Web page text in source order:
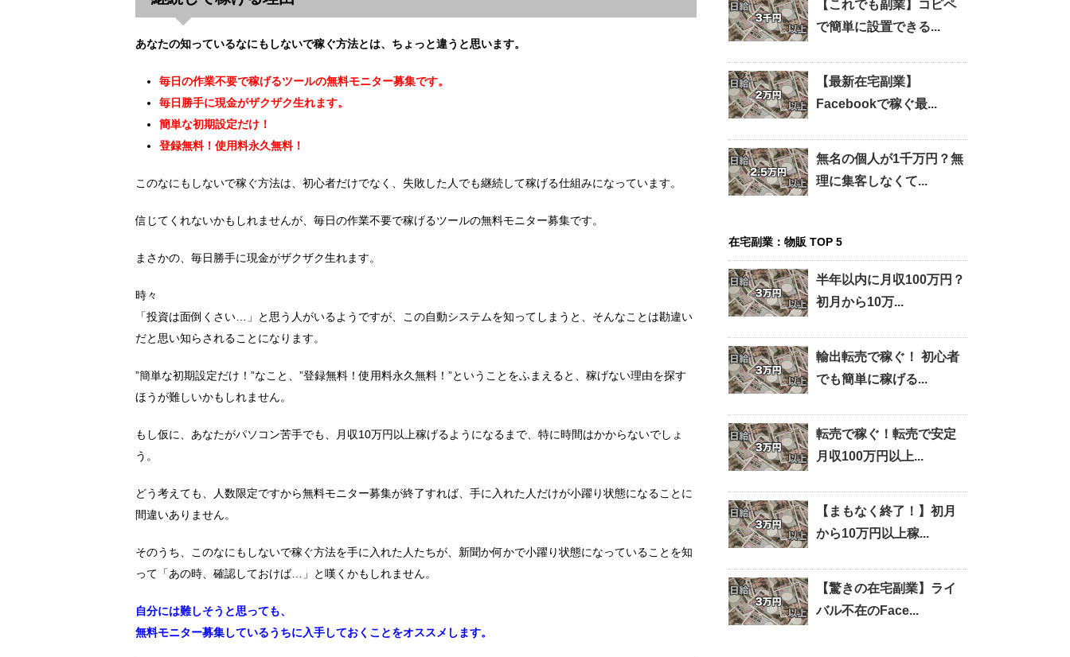
あなたの知っているなにもしないで稼ぐ方法とは、ちょっと違うと思います。
毎日の作業不要で稼げるツールの無料モニター募集です。
毎日勝手に現金がザクザク生れます。
簡単な初期設定だけ！
登録無料！使用料永久無料！
このなにもしないで稼ぐ方法は、初心者だけでなく、失敗した人でも継続して稼げる仕組みになっています。
信じてくれないかもしれませんが、毎日の作業不要で稼げるツールの無料モニター募集です。
まさかの、毎日勝手に現金がザクザク生れます。
時々
「投資は面倒くさい…」と思う人がいるようですが、この自動システムを知ってしまうと、そんなことは勘違い
だと思い知らされることになります。
”簡単な初期設定だけ！”なこと、”登録無料！使用料永久無料！”ということをふまえると、稼げない理由を探す
ほうが難しいかもしれません。
もし仮に、あなたがパソコン苦手でも、月収10万円以上稼げるようになるまで、特に時間はかからないでしょ
う。
どう考えても、人数限定ですから無料モニター募集が終了すれば、手に入れた人だけが小躍り状態になることに
間違いありません。
そのうち、このなにもしないで稼ぐ方法を手に入れた人たちが、新聞か何かで小躍り状態になっていることを知
って「あの時、確認しておけば…」と嘆くかもしれません。
自分には難しそうと思っても、
無料モニター募集しているうちに入手しておくことをオススメします。
【これでも副業】コピペ
で簡単に設置できる...
【最新在宅副業】
Facebookで稼ぐ最...
無名の個人が1千万円？無
理に集客しなくて...
在宅副業：物販 TOP 5
半年以内に月収100万円？
初月から10万...
輸出転売で稼ぐ！ 初心者
でも簡単に稼げる...
転売で稼ぐ！転売で安定
月収100万円以上...
【まもなく終了！】初月
から10万円以上稼...
【驚きの在宅副業】ライ
バル不在のFace...